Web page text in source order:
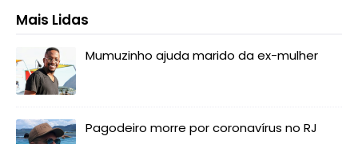
Mais Lidas
Mumuzinho ajuda marido da ex-mulher
Pagodeiro morre por coronavírus no RJ